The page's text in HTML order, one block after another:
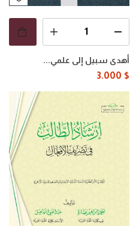
أهدى سبيل إلى علمي...
3.000 $